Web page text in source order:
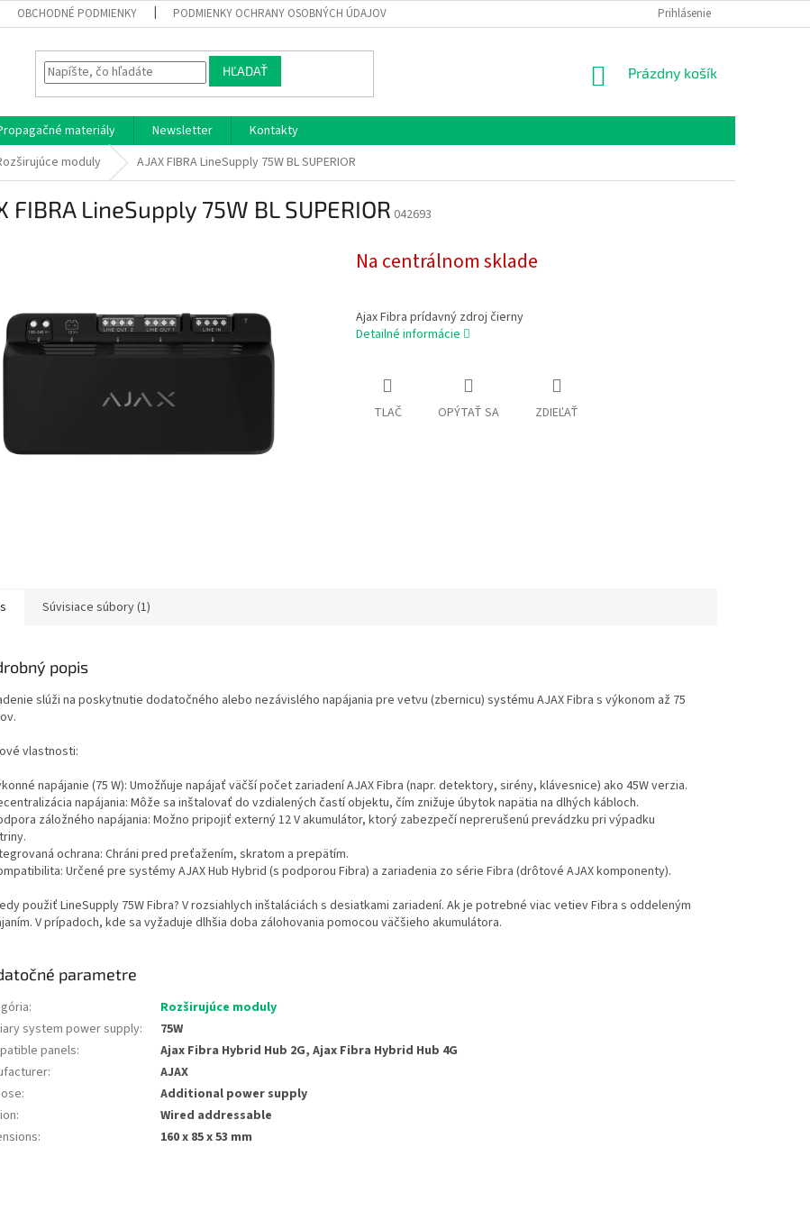
OBCHODNÉ PODMIENKY PODMIENKY OCHRANY OSOBNÝCH ÚDAJOV Prihlásenie
HĽADAŤ
NÁKUPNÝ
Prázdny košík
materiály Newsletter
Kontakty
moduly AJAX FIBRA LineSupply 75W BL SUPERIOR
FIBRA LineSupply 75W BL SUPERIOR 042693
Na centrálnom sklade
Ajax Fibra prídavný zdroj čierny
Detailné informácie
TLAČ OPÝTAŤ SA ZDIEĽAŤ
Súvisiace súbory (1)
popis
slúži na poskytnutie dodatočného alebo nezávislého napájania pre vetvu (zbernicu) systému AJAX Fibra s výkonom až 75
vlastnosti:
napájanie (75 W): Umožňuje napájať väčší počet zariadení AJAX Fibra (napr. detektory, sirény, klávesnice) ako 45W verzia.
napájania: Môže sa inštalovať do vzdialených častí objektu, čím znižuje úbytok napätia na dlhých kábloch.
záložného napájania: Možno pripojiť externý 12 V akumulátor, ktorý zabezpečí neprerušenú prevádzku pri výpadku
ochrana: Chráni pred preťažením, skratom a prepätím.
Určené pre systémy AJAX Hub Hybrid (s podporou Fibra) a zariadenia zo série Fibra (drôtové AJAX komponenty).
použiť LineSupply 75W Fibra? V rozsiahlych inštaláciách s desiatkami zariadení. Ak je potrebné viac vetiev Fibra s oddeleným
V prípadoch, kde sa vyžaduje dlhšia doba zálohovania pomocou väčšieho akumulátora.
parametre
:
Rozširujúce moduly
system power supply:
75W
panels:
Ajax Fibra Hybrid Hub 2G, Ajax Fibra Hybrid Hub 4G
:
AJAX
:
Additional power supply
:
Wired addressable
: 160 x 85 x 53 mm